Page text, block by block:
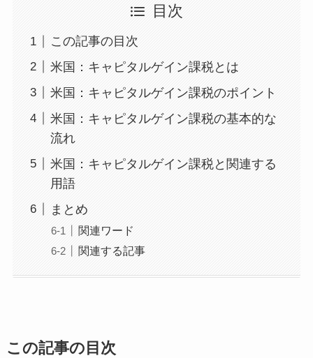
目次
この記事の目次
米国：キャピタルゲイン課税とは
米国：キャピタルゲイン課税のポイント
米国：キャピタルゲイン課税の基本的な
流れ
米国：キャピタルゲイン課税と関連する
用語
まとめ
関連ワード
関連する記事
この記事の目次